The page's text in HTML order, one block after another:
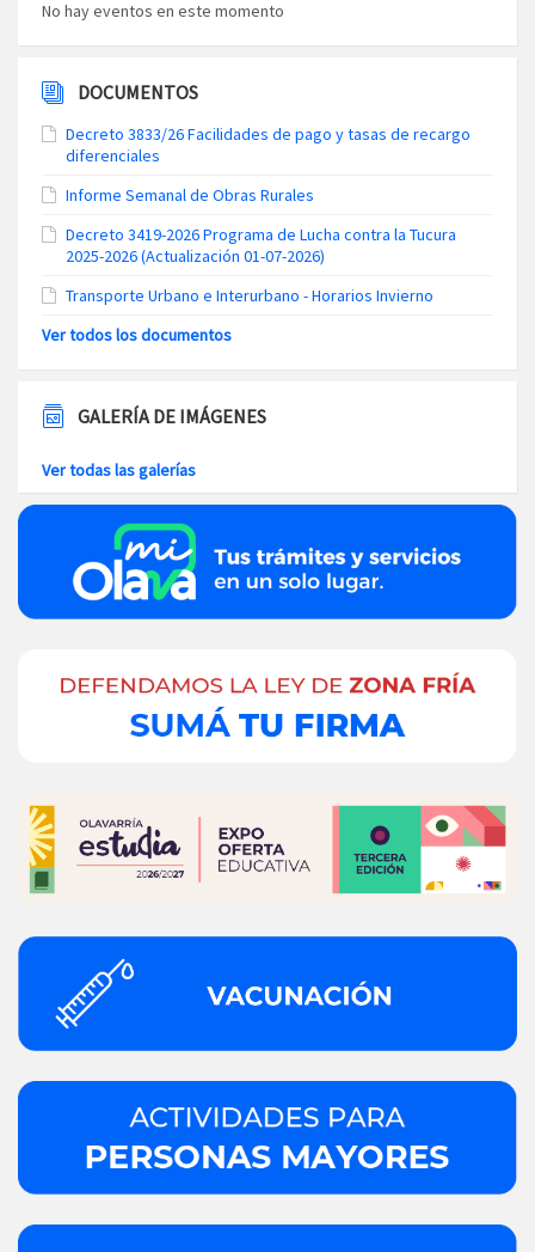
No hay eventos en este momento
DOCUMENTOS
Decreto 3833/26 Facilidades de pago y tasas de recargo
diferenciales
Informe Semanal de Obras Rurales
Decreto 3419-2026 Programa de Lucha contra la Tucura
2025-2026 (Actualización 01-07-2026)
Transporte Urbano e Interurbano - Horarios Invierno
Ver todos los documentos
GALERÍA DE IMÁGENES
Ver todas las galerías